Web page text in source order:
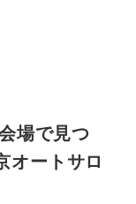
場で見つ
ートサロ